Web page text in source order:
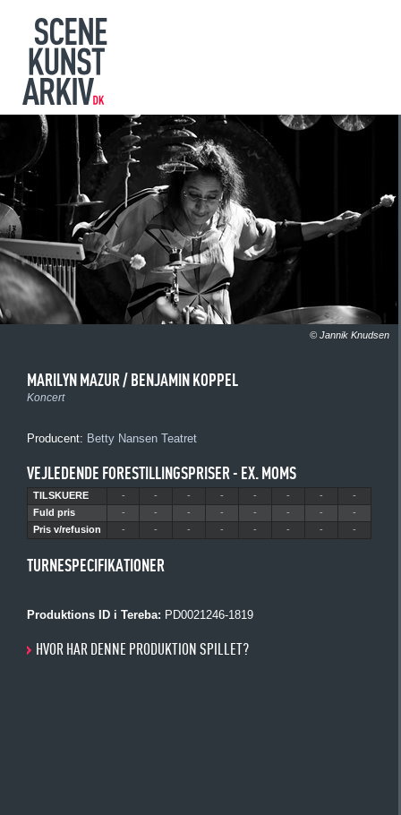
© Jannik Knudsen
MARILYN MAZUR / BENJAMIN KOPPEL
Koncert
Producent: Betty Nansen Teatret
VEJLEDENDE FORESTILLINGSPRISER - EX. MOMS
TILSKUERE - - - - - - -
-
Fuld pris
- - - - - - -
-
Pris v/refusion
- - - - - - - -
TURNESPECIFIKATIONER
Produktions ID i Tereba: PD0021246-1819
HVOR HAR DENNE PRODUKTION SPILLET?